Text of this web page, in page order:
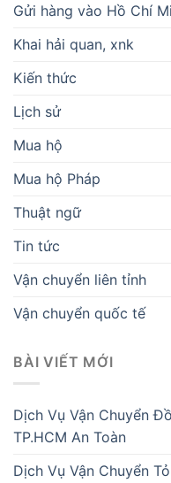
Gửi hàng vào Hồ Chí
Khai hải quan, xnk
Kiến thức
Lịch sử
Mua hộ
Mua hộ Pháp
Thuật ngữ
Tin tức
Vận chuyển liên tỉnh
Vận chuyển quốc tế
BÀI VIẾT MỚI
Dịch Vụ Vận Chuyển
TP.HCM An Toàn
Dịch Vụ Vận Chuyển